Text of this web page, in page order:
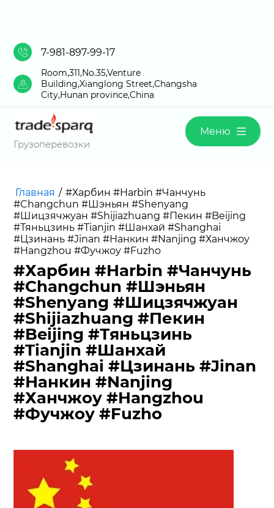
7-981-897-99-17
Room,311,No.35,Venture
Building,Xianglong Street,Changsha
City,Hunan province,China
Грузоперевозки
Меню
Главная / #Харбин #Harbin #Чанчунь
#Changchun #Шэньян #Shenyang
#Шицзячжуан #Shijiazhuang #Пекин #Beijing
#Тяньцзинь #Tianjin #Шанхай #Shanghai
#Цзинань #Jinan #Нанкин #Nanjing #Ханчжоу
#Hangzhou #Фучжоу #Fuzho
#Харбин #Harbin #Чанчунь
#Changchun #Шэньян
#Shenyang #Шицзячжуан
#Shijiazhuang #Пекин
#Beijing #Тяньцзинь
#Tianjin #Шанхай
#Shanghai #Цзинань #Jinan
#Нанкин #Nanjing
#Ханчжоу #Hangzhou
#Фучжоу #Fuzho